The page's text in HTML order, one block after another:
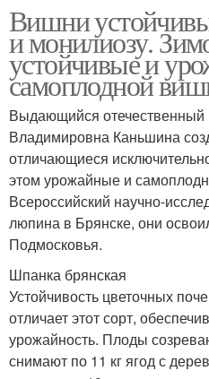
Самоплодные сорта
Высокоурожайные
сорта
Штамбовые сорта
Зимние сорта
Вишни
и монилиозу.
устойчивые и
самоплодной
Выдающийся
Владимировна Каньшина
отличающиеся
этом урожайные и
Всероссийский научно-
люпина в Брянске, они
Подмосковья.
Шпанка брянская
Устойчивость цветочных
отличает этот сорт,
урожайность. Плоды
снимают по 11 кг ягод с